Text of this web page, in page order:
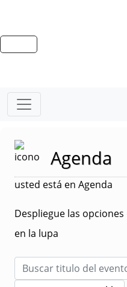
Agenda
usted está en Agenda
Despliegue las
en la lupa